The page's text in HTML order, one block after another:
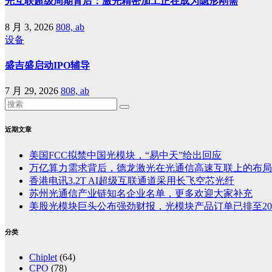
8 月 3, 2026 808, ab
设备
盛吉盛启动IPO辅导
7 月 29, 2026 808, ab
近期文章
美国FCC拟禁中国光模块，“易中天”给出回应
万亿算力需求背后，德龙激光在光通信高速互联上的布局
香港电讯3.2T AI超级互联通道采用长飞空芯光纤
苏州光通信产业链知名企业名单，更多欢迎大家补充
美股光模块巨头公布强劲财报，光模块产品订单已排至
分类
Chiplet (64)
CPO (78)